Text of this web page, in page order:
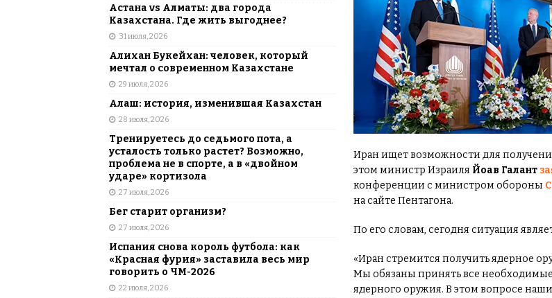
Иран ищет возможности для
этом министр Израиля Йоав Галант
конференции с министром обороны
на сайте Пентагона.
По его словам, сегодня ситуация
«Иран стремится получить ядерное
Мы обязаны принять все
ядерного оружия. В этом вопросе
Астана vs Алматы: два города
Казахстана. Где жить выгоднее?
31 июля, 2026
Алихан Букейхан: человек, который
мечтал о современном Казахстане
29 июля, 2026
Алаш: история, изменившая Казахстан
28 июля, 2026
Тренируетесь до седьмого пота, а
усталость только растет? Возможно,
проблема не в спорте, а в «двойном
ударе» кортизола
27 июля, 2026
Бег старит организм?
27 июля, 2026
Испания снова король футбола: как
«Красная фурия» заставила весь мир
говорить о ЧМ-2026
22 июля, 2026